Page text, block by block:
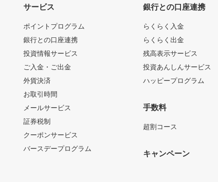
サービス
ポイントプログラム
銀行との口座連携
投資情報サービス
ご入金・ご出金
外貨決済
お取引時間
メールサービス
証券税制
クーポンサービス
バースデープログラム
銀行との口座連携
らくらく入金
らくらく出金
残高表示サービス
投資あんしんサービス
ハッピープログラム
手数料
超割コース
キャンペーン